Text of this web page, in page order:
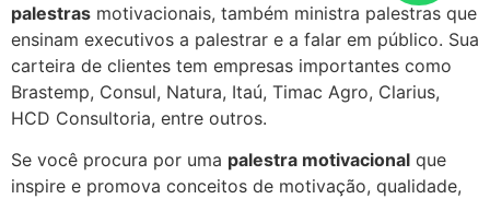
palestras motivacionais, também ministra palestras que
ensinam executivos a palestrar e a falar em público. Sua
carteira de clientes tem empresas importantes como
Brastemp, Consul, Natura, Itaú, Timac Agro, Clarius,
HCD Consultoria, entre outros.
Se você procura por uma palestra motivacional que
inspire e promova conceitos de motivação, qualidade,